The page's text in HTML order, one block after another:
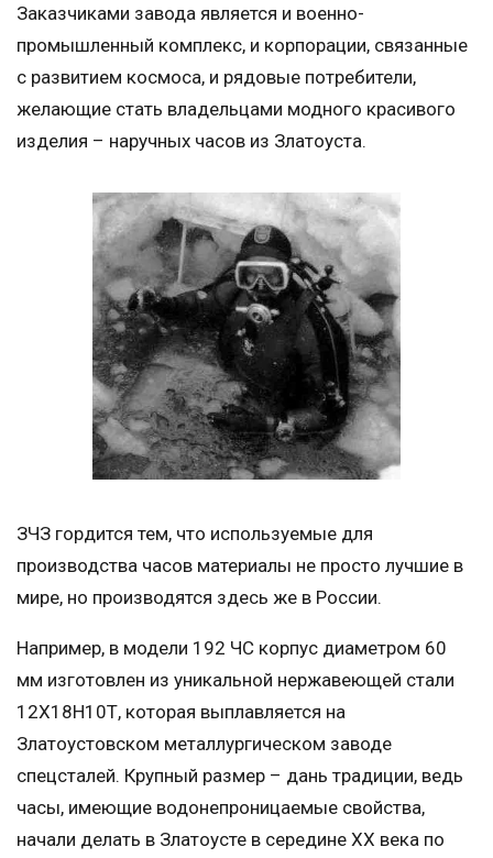
Заказчиками завода является и военно-
промышленный комплекс, и корпорации, связанные
с развитием космоса, и рядовые потребители,
желающие стать владельцами модного красивого
изделия – наручных часов из Златоуста.
ЗЧЗ гордится тем, что используемые для
производства часов материалы не просто лучшие в
мире, но производятся здесь же в России.
Например, в модели 192 ЧС корпус диаметром 60
мм изготовлен из уникальной нержавеющей стали
12Х18Н10Т, которая выплавляется на
Златоустовском металлургическом заводе
спецсталей. Крупный размер – дань традиции, ведь
часы, имеющие водонепроницаемые свойства,
начали делать в Златоусте в середине ХХ века по